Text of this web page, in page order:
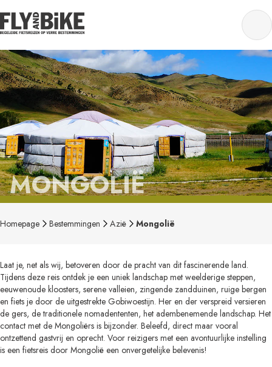
MONGOLIË
Homepage Bestemmingen Azië Mongolië
Laat je, net als wij, betoveren door de pracht van dit fascinerende land.
Tijdens deze reis ontdek je een uniek landschap met weelderige steppen,
eeuwenoude kloosters, serene valleien, zingende zandduinen, ruige bergen
en fiets je door de uitgestrekte Gobiwoestijn. Her en der verspreid versieren
de gers, de traditionele nomadententen, het adembenemende landschap. Het
contact met de Mongoliërs is bijzonder. Beleefd, direct maar vooral
ontzettend gastvrij en oprecht. Voor reizigers met een avontuurlijke instelling
is een fietsreis door Mongolië een onvergetelijke belevenis!